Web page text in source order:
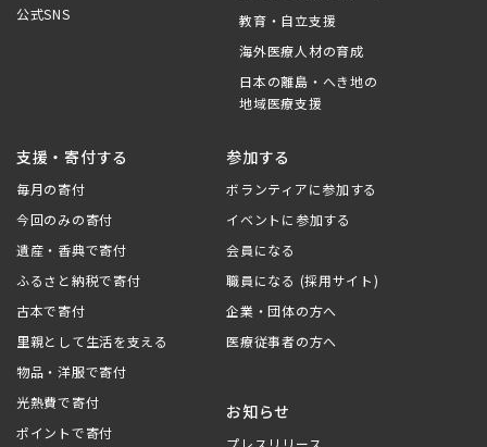
公式SNS
教育・自立支援
海外医療人材の育成
日本の離島・へき地の
地域医療支援
支援・寄付する
毎月の寄付
今回のみの寄付
遺産・香典で寄付
ふるさと納税で寄付
古本で寄付
里親として生活を支える
物品・洋服で寄付
光熱費で寄付
ポイントで寄付
参加する
ボランティアに参加する
イベントに参加する
会員になる
職員になる (採用サイト)
企業・団体の方へ
医療従事者の方へ
お知らせ
プレスリリース